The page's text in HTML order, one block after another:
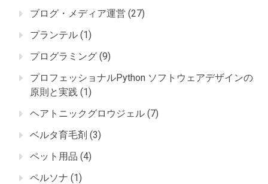
ブログ・メディア運営 (27)
プランテル (1)
プログラミング (9)
プロフェッショナルPython ソフトウェアデザインの
原則と実践 (1)
ヘアトニックグロウジェル (7)
ベルタ育毛剤 (3)
ペット用品 (4)
ペルソナ (1)